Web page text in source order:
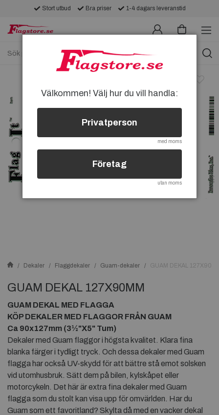
Stort utbud Bra priser 1-4 dagars leveranstid
Dekaler Flaggdekaler Guam-dekaler GUAM DEKAL
GUAM DEKAL 127X90MM
GUAM DEKAL MED FLAGGA
KÖP DEKALER MED FLAGGOR FRÅN GUAM
Ca 90x127mm (3½"X5" Tum)
Dekaler med Guam flaggor i högsta kvalitet. Klara fina
blanka färger i tydligt tryck. Och dessa dekaler med Guam
flagga har också UV-skydd för att bättre stå emot solsken
vid utomhusbruk. Sätt dem på bilen, kylskåpet eller
motorcykeln. Det här är extra fina dekaler med Guam
flagga som du stolt kan visa upp för omvärlden. Har du
Guam som ett favoritland? Skylta då med en vacker dekal
Välkommen! Välj hur du vill handla:
Privatperson
med moms
Företag
utan moms